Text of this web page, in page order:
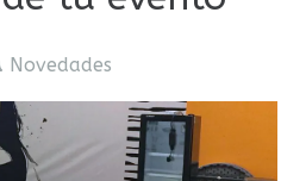
Novedades